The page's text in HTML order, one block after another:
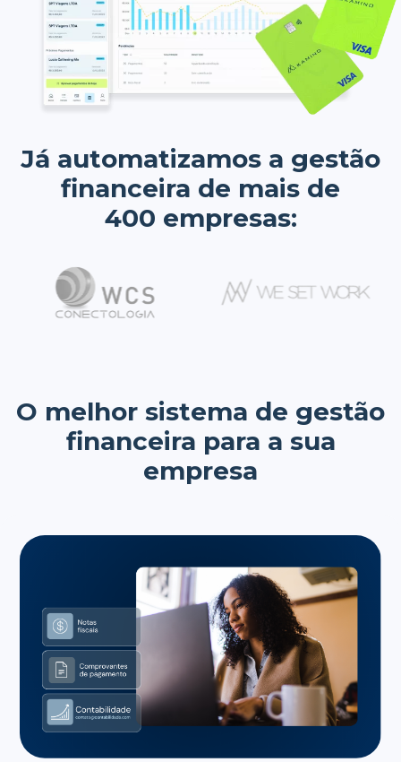
Já automatizamos a gestão
financeira de mais de
400 empresas:
O melhor sistema de gestão
financeira para a sua
empresa